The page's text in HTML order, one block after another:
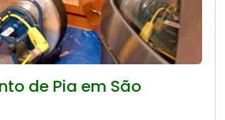
de Pia em São